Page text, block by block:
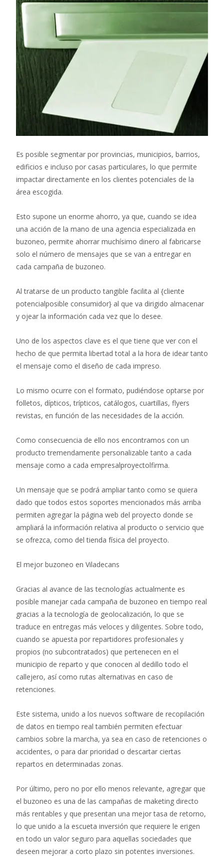
Es posible segmentar por provincias, municipios, barrios,
edificios e incluso por casas particulares, lo que permite
impactar directamente en los clientes potenciales de la
área escogida.
Esto supone un enorme ahorro, ya que, cuando se idea
una acción de la mano de una agencia especializada en
buzoneo, permite ahorrar muchísimo dinero al fabricarse
solo el número de mensajes que se van a entregar en
cada campaña de buzoneo.
Al tratarse de un producto tangible facilita al {cliente
potencialposible consumidor} al que va dirigido almacenar
y ojear la información cada vez que lo desee.
Uno de los aspectos clave es el que tiene que ver con el
hecho de que permita libertad total a la hora de idear tanto
el mensaje como el diseño de cada impreso.
Lo mismo ocurre con el formato, pudiéndose optarse por
folletos, dípticos, trípticos, catálogos, cuartillas, flyers
revistas, en función de las necesidades de la acción.
Como consecuencia de ello nos encontramos con un
producto tremendamente personalizable tanto a cada
mensaje como a cada empresalproyectolfirma.
Un mensaje que se podrá ampliar tanto como se quiera
dado que todos estos soportes mencionados más arriba
permiten agregar la página web del proyecto donde se
ampliará la información relativa al producto o servicio que
se ofrezca, como del tienda física del proyecto.
El mejor buzoneo en Viladecans
Gracias al avance de las tecnologías actualmente es
posible manejar cada campaña de buzoneo en tiempo real
gracias a la tecnología de geolocalización, lo que se
traduce en entregas más veloces y diligentes. Sobre todo,
cuando se apuesta por repartidores profesionales y
propios (no subcontratados) que pertenecen en el
municipio de reparto y que conocen al dedillo todo el
callejero, así como rutas alternativas en caso de
retenciones.
Este sistema, unido a los nuevos software de recopilación
de datos en tiempo real también permiten efectuar
cambios sobre la marcha, ya sea en caso de retenciones o
accidentes, o para dar prioridad o descartar ciertas
repartos en determinadas zonas.
Por último, pero no por ello menos relevante, agregar que
el buzoneo es una de las campañas de maketing directo
más rentables y que presentan una mejor tasa de retorno,
lo que unido a la escueta inversión que requiere le erigen
en todo un valor seguro para aquellas sociedades que
deseen mejorar a corto plazo sin potentes inversiones.